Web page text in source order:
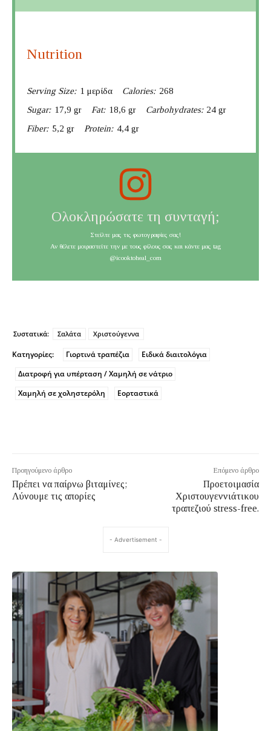
Nutrition
Serving Size: 1 μερίδα Calories: 268
Sugar: 17,9 gr Fat: 18,6 gr Carbohydrates: 24 gr
Fiber: 5,2 gr Protein: 4,4 gr
Ολοκληρώσατε τη συνταγή;
Στείλτε μας τις φωτογραφίες σας!
Αν θέλετε μοιραστείτε την με τους φίλους σας και κάντε μας tag
@icooktoheal_com
Συστατικά: Σαλάτα Χριστούγεννα
Κατηγορίες: Γιορτινά τραπέζια
Ειδικά διαιτολόγια
Διατροφή για υπέρταση / Χαμηλή σε νάτριο
Χαμηλή σε χοληστερόλη
Εορταστικά
Προηγούμενο άρθρο
Πρέπει να παίρνω βιταμίνες;
Λύνουμε τις απορίες
Επόμενο άρθρο
Προετοιμασία
Χριστουγεννιάτικου
τραπεζιού stress-free.
- Advertisement -